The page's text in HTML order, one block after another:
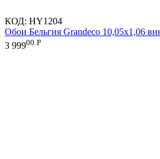
КОД: HY1204
Обои Бельгия Grandeco 10,05х1,06
3 99900 Р